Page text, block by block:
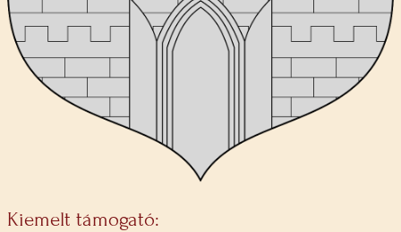
Kiemelt támogató: